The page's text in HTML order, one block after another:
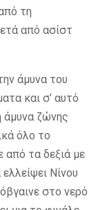
τη
από ασίστ
άμυνα του
και σ’ αυτό
άμυνα ζώνης
όλο το
από τα δεξιά με
Νίνου
στο νερό